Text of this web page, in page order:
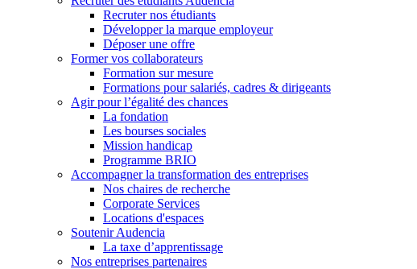
Recruter nos étudiants
Développer la marque employeur
Déposer une offre
Former vos collaborateurs
Formation sur mesure
Formations pour salariés, cadres & dirigeants
Agir pour l’égalité des chances
La fondation
Les bourses sociales
Mission handicap
Programme BRIO
Accompagner la transformation des entreprises
Nos chaires de recherche
Corporate Services
Locations d'espaces
Soutenir Audencia
La taxe d’apprentissage
Nos entreprises partenaires